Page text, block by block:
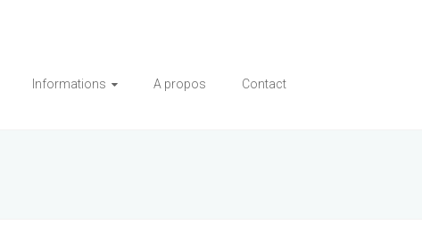
Informations A propos Contact